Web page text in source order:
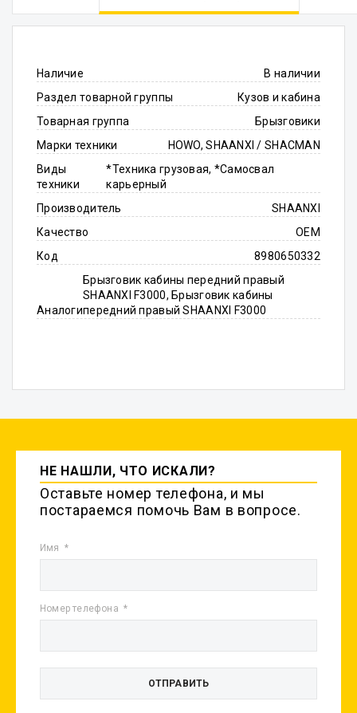
Наличие
В наличии
Раздел товарной группы
Кузов и кабина
Товарная группа
Брызговики
Марки техники
HOWO, SHAANXI / SHACMAN
Виды
техники
*Техника грузовая, *Самосвал
карьерный
Производитель
SHAANXI
Качество
OEM
Код
8980650332
Аналоги
Брызговик кабины передний правый
SHAANXI F3000, Брызговик кабины
передний правый SHAANXI F3000
НЕ НАШЛИ, ЧТО ИСКАЛИ?
Оставьте номер телефона, и мы
постараемся помочь Вам в вопросе.
Имя
Номер телефона